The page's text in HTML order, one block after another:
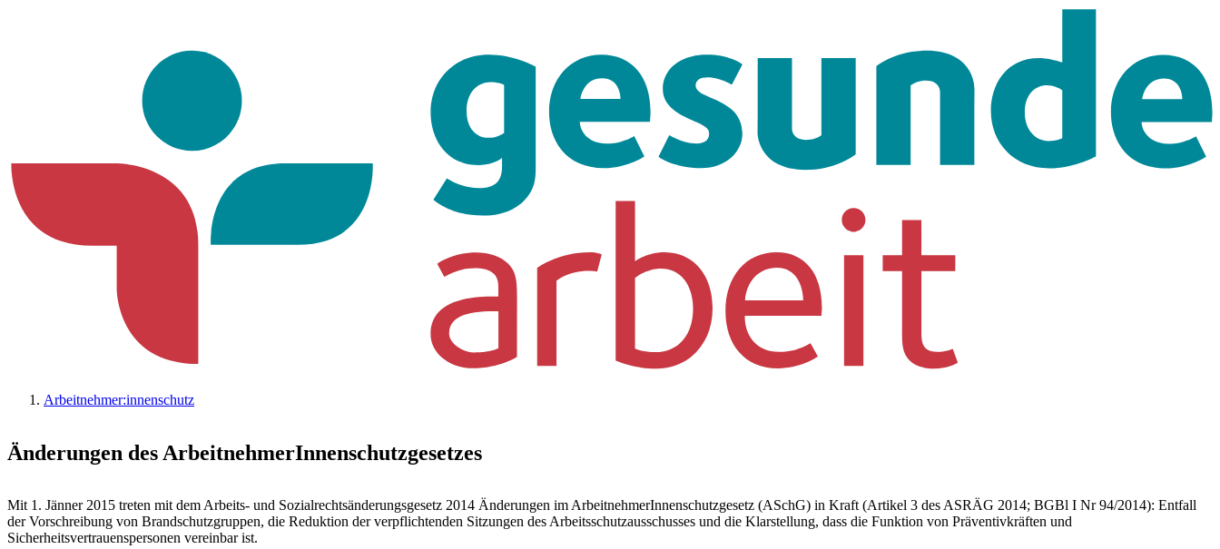
Arbeitnehmer:innenschutz
Änderungen des ArbeitnehmerInnenschutzgesetzes
Mit 1. Jänner 2015 treten mit dem Arbeits- und Sozialrechtsänderungsgesetz 2014 Änderungen im ArbeitnehmerInnenschutzgesetz (ASchG) in Kraft (Artikel 3 des ASRÄG 2014; BGBl I Nr 94/2014): Entfall
der Vorschreibung von Brandschutzgruppen, die Reduktion der verpflichtenden Sitzungen des Arbeitsschutzausschusses und die Klarstellung, dass die Funktion von Präventivkräften und
Sicherheitsvertrauenspersonen vereinbar ist.